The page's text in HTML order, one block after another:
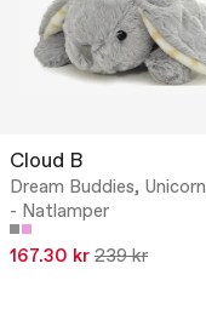
Cloud B
Dream Buddies, Unicorn
- Natlamper
167.30 kr 239 kr